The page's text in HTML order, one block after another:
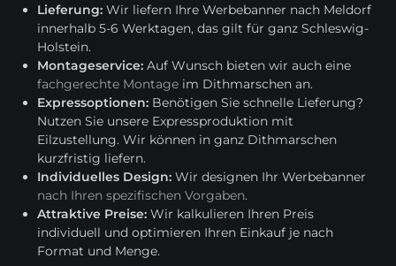
Lieferung:Wir liefern Ihre Werbebanner nach Meldorf
innerhalb 5-6 Werktagen, das gilt für ganz Schleswig-
Holstein.
Montageservice:Auf Wunsch bieten wir auch eine
fachgerechte Montage im Dithmarschen an.
Expressoptionen: Benötigen Sie schnelle Lieferung?
Nutzen Sie unsere Expressproduktion mit
Eilzustellung. Wir können in ganz Dithmarschen
kurzfristig liefern.
Individuelles Design:Wir designen Ihr Werbebanner
nach Ihren spezifischen Vorgaben.
Attraktive Preise:Wir kalkulieren Ihren Preis
individuell und optimieren Ihren Einkauf je nach
Format und Menge.